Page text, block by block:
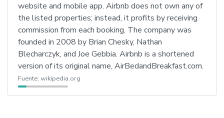
website and mobile app. Airbnb does not own any of
the listed properties; instead, it profits by receiving
commission from each booking. The company was
founded in 2008 by Brian Chesky, Nathan
Blecharczyk, and Joe Gebbia. Airbnb is a shortened
version of its original name, AirBedandBreakfast.com.
Fuente: wikipedia.org